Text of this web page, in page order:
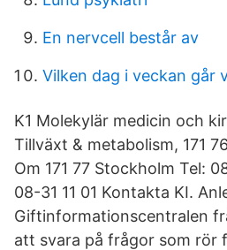
En nervcell består av
Vilken dag i veckan går
K1 Molekylär medicin och
Tillväxt & metabolism, 171
Om 171 77 Stockholm Tel:
08-31 11 01 Kontakta KI.
Giftinformationscentralen
att svara på frågor som rör